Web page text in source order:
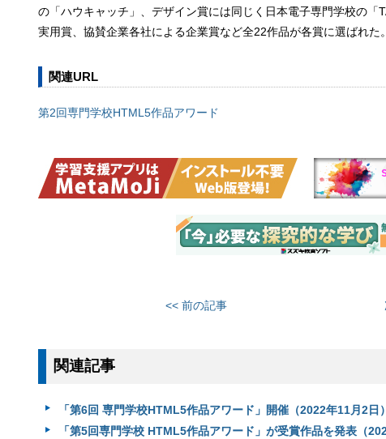
の「ハウキャッチ」、デザイン賞には同じく日本電子専門学校の「
実用賞、協賛企業各社による企業賞など全22作品が各賞に選ばれた。
関連URL
第2回専門学校HTML5作品アワード
<< 前の記事
関連記事
「第6回 専門学校HTML5作品アワード」開催（2022年11月2日）
「第5回専門学校 HTML5作品アワード」が受賞作品を発表（